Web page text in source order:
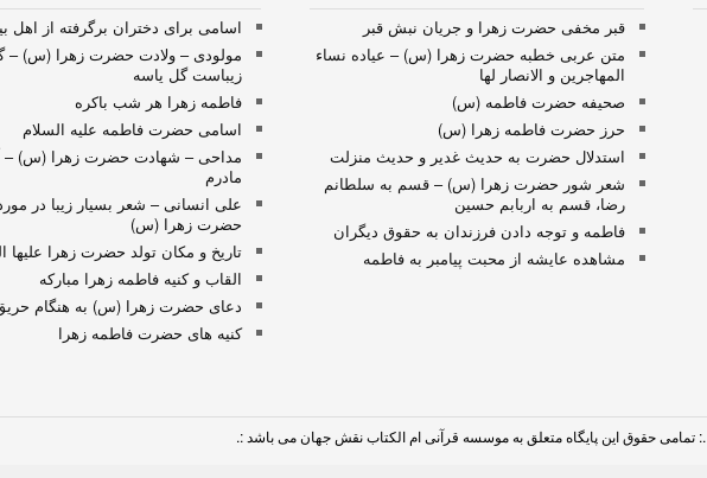
قبر مخفی حضرت زهرا و جریان نبش قبر
متن عربی خطبه حضرت زهرا (س) – عیاده نساء
المهاجرین و الانصار لها
صحیفه حضرت فاطمه (س)
حرز حضرت فاطمه زهرا (س)
استدلال حضرت به حدیث غدیر و حدیث منزلت
شعر شور حضرت زهرا (س) – قسم به سلطانم
رضا، قسم به اربابم حسین
فاطمه و توجه دادن فرزندان به حقوق دیگران
مشاهده عایشه از محبت پیامبر به فاطمه
اسامی برای دختران برگرفته از اهل
مولودی – ولادت حضرت زهرا (س) –
زیباست گل یاسه
فاطمه زهرا هر شب باکره
اسامی حضرت فاطمه علیه السلام
مداحی – شهادت حضرت زهرا (س) –
مادرم
علی انسانی – شعر بسیار زیبا در
حضرت زهرا (س)
تاریخ و مکان تولد حضرت زهرا علیها
القاب و کنیه فاطمه زهرا مبارکه
دعای حضرت زهرا (س) به هنگام
کنیه های حضرت فاطمه زهرا
.: تمامی حقوق این پایگاه متعلق به موسسه قرآنی ام الکتاب نقش جهان می باشد :.